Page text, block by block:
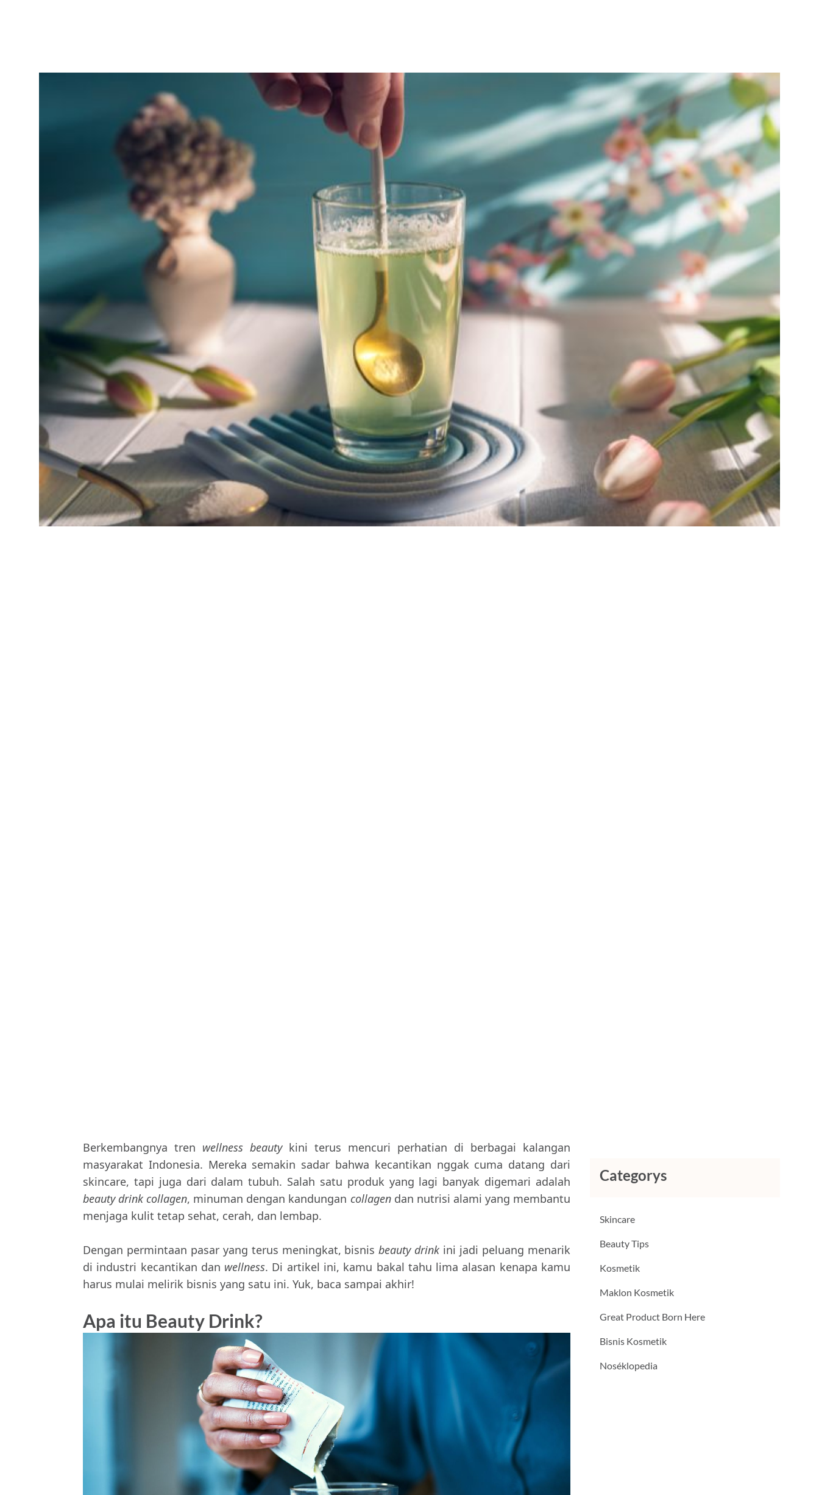
Berkembangnya tren wellness beautykini terus mencuri perhatian di berbagai kalangan
masyarakat Indonesia. Mereka semakin sadar bahwa kecantikan nggak cuma datang dari
skincare, tapi juga dari dalam tubuh. Salah satu produk yang lagi banyak digemari adalah
beauty drink collagen, minuman dengan kandungan collagendan nutrisi alami yang membantu
menjaga kulit tetap sehat, cerah, dan lembap.
Dengan permintaan pasar yang terus meningkat, bisnisbeauty drink ini jadi peluang menarik
di industri kecantikan dan wellness. Di artikel ini, kamu bakal tahu lima alasan kenapa kamu
harus mulai melirik bisnis yang satu ini. Yuk, baca sampai akhir!
Apa itu Beauty Drink?
Categorys
Skincare
Beauty Tips
Kosmetik
Maklon Kosmetik
Great Product Born Here
Bisnis Kosmetik
Noséklopedia